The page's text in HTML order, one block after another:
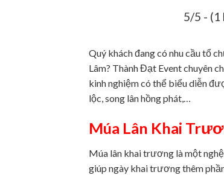
5/5 - (1
Quý khách đang có nhu cầu tổ
Lâm? Thành Đạt Event chuyên
kinh nghiệm có thể biểu diễn
lộc, song lân hồng phát,…
Múa Lân Khai
Múa lân khai trương là một
giúp ngày khai trương thêm